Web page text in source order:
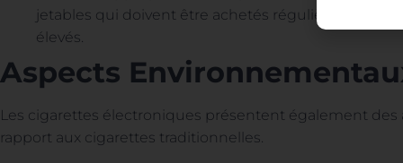
jetables qui doivent être achetés régulièrement,
élevés.
Aspects
Les cigarettes électroniques présentent également
rapport aux cigarettes traditionnelles.